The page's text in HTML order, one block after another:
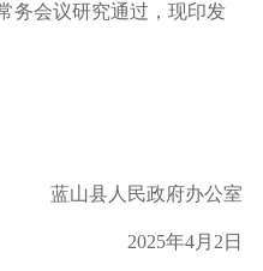
务会议研究通过，现印发
蓝山县人民政府办公室
2025年4月 2 日